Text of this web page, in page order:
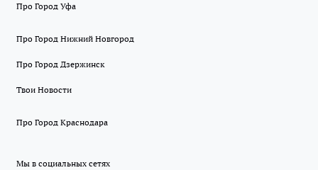
Про Город Уфа
Про Город Нижний Новгород
Про Город Дзержинск
Твои Новости
Про Город Краснодара
Мы в социальных сетях